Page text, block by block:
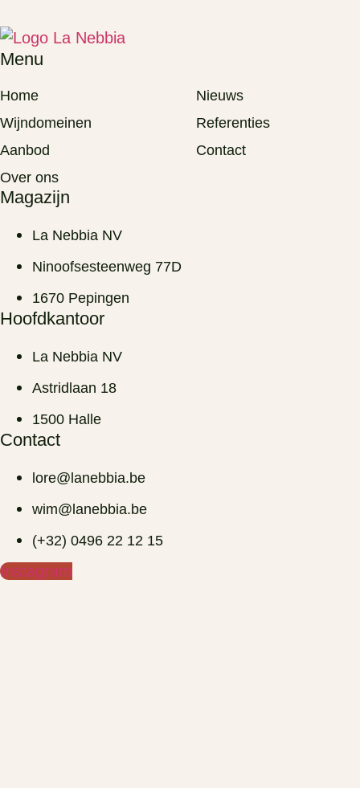
Menu
Home
Wijndomeinen
Aanbod
Over ons
Nieuws
Referenties
Contact
Magazijn
La Nebbia NV
Ninoofsesteenweg 77D
1670 Pepingen
Hoofdkantoor
La Nebbia NV
Astridlaan 18
1500 Halle
Contact
lore@lanebbia.be
wim@lanebbia.be
(+32) 0496 22 12 15‬
Instagram